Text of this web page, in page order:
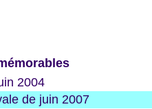
2004
de juin 2007